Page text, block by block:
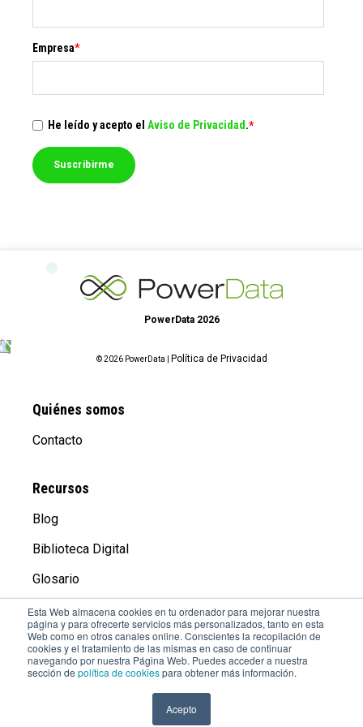
Esta Web almacena cookies en tu ordenador para mejorar nuestra
página y para ofrecerte servicios más personalizados, tanto en esta
Web como en otros canales online. Conscientes la recopilación de
cookies y el tratamiento de las mismas en caso de continuar
navegando por nuestra Página Web. Puedes acceder a nuestra
sección de política de cookiespara obtener más información.
Acepto
Empresa*
He leído y acepto el Aviso de Privacidad .*
PowerData 2026
© 2026 PowerData | Política de Privacidad
Quiénes somos
Contacto
Recursos
Blog
Biblioteca Digital
Glosario
Compañía
Aviso Legal